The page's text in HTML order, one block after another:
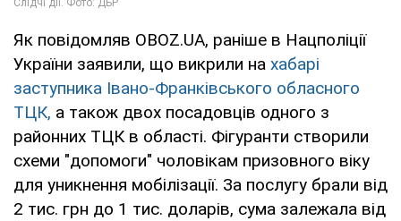
Як повідомляв OBOZ.UA, раніше в Нацполіції
України заявили, що викрили на хабарі
заступника Івано-Франківського обласного
ТЦК, а також двох посадовців одного з
районних ТЦК в області. Фігуранти створили
схеми "допомоги" чоловікам призовного віку
для уникнення мобілізації. За послугу брали від
2 тис. грн до 1 тис. доларів, сума залежала від